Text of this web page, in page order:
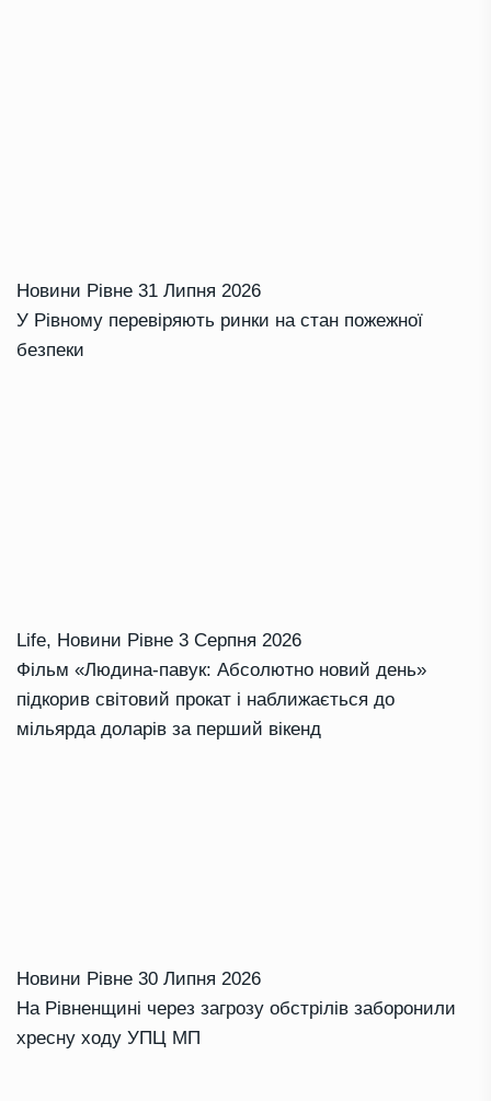
Новини Рівне 31 Липня 2026
У Рівному перевіряють ринки на стан пожежної
безпеки
Life, Новини Рівне 3 Серпня 2026
Фільм «Людина-павук: Абсолютно новий день»
підкорив світовий прокат і наближається до
мільярда доларів за перший вікенд
Новини Рівне 30 Липня 2026
На Рівненщині через загрозу обстрілів заборонили
хресну ходу УПЦ МП